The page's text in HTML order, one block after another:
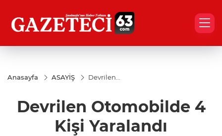
Anasayfa ASAYİŞ
Devrilen
Yaralandı
Devrilen Otomobilde 4
Kişi Yaralandı